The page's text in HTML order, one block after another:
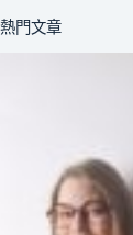
熱門文章